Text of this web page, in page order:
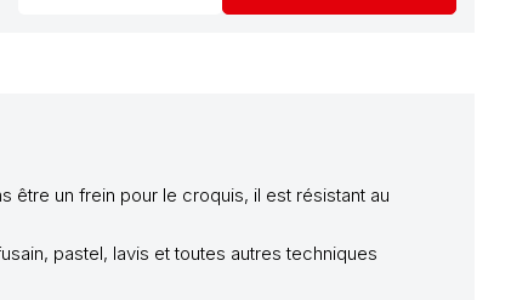
être un frein pour le croquis, il est résistant au
pastel, lavis et toutes autres techniques